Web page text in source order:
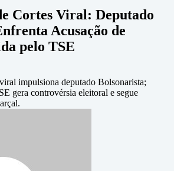
Cortes Viral: Deputado
Acusação de
pelo TSE
impulsiona deputado Bolsonarista;
gera controvérsia eleitoral e segue